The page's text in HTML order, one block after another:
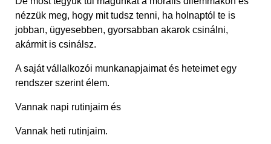
nézzük meg, hogy mit tudsz tenni, ha holnaptól te is
jobban, ügyesebben, gyorsabban akarok csinálni,
akármit is csinálsz.
A saját vállalkozói munkanapjaimat és heteimet egy
rendszer szerint élem.
Vannak napi rutinjaim és
Vannak heti rutinjaim.